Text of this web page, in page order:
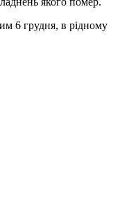
6 грудня, в рідному